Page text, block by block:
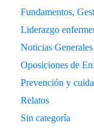
Fundamentos,
Liderazgo
Noticias Generales
Oposiciones de
Prevención y
Relatos
Sin categoría